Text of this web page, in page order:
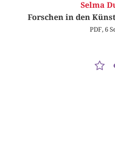
Selma
Forschen in den
PDF, 6